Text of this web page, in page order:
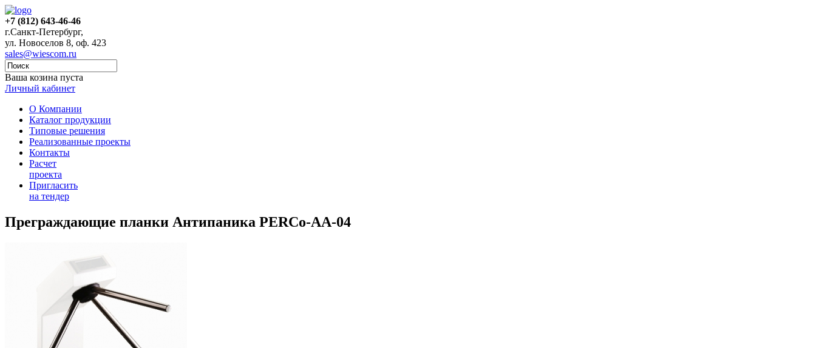
+7 (812) 643-46-46
г.Санкт-Петербург,
ул. Новоселов 8, оф. 423
sales@wiescom.ru
Ваша козина пуста
Личный кабинет
О Компании
Каталог продукции
Типовые решения
Реализованные проекты
Контакты
Расчет
проекта
Пригласить
на тендер
Преграждающие планки Антипаника PERCo-AA-04